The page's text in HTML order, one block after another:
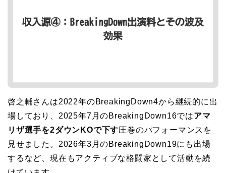
啓之輔さんは2022年のBreakingDown4から継続的に出
場しており、2025年7月のBreakingDown16ではアマ
リザ選手を2ダウンKOで下す圧巻のパフォーマンスを
見せました。2026年3月のBreakingDown19にも出場
するなど、現在もアクティブな格闘家として活動を続